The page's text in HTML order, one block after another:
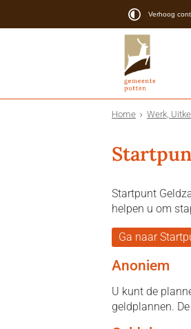
Verhoog
Home Werk,
Startpunt
helpen u om
Ga naar
Anoniem
U kunt de
geldplannen.